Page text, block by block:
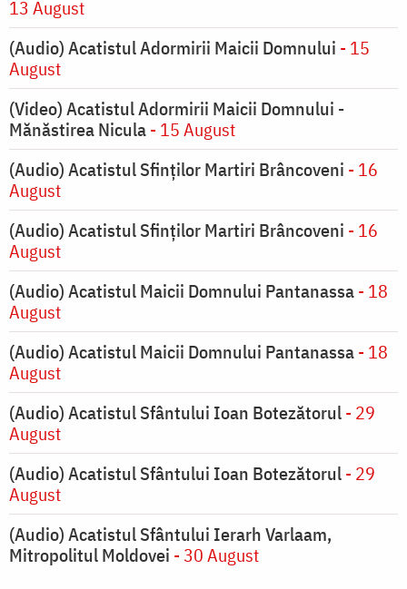
13 August
(Audio) Acatistul Adormirii Maicii Domnului - 15
August
(Video) Acatistul Adormirii Maicii Domnului -
Mănăstirea Nicula- 15 August
(Audio) Acatistul Sfinților Martiri Brâncoveni - 16
August
(Audio) Acatistul Sfinților Martiri Brâncoveni - 16
August
(Audio) Acatistul Maicii Domnului Pantanassa- 18
August
(Audio) Acatistul Maicii Domnului Pantanassa- 18
August
(Audio) Acatistul Sfântului Ioan Botezătorul- 29
August
(Audio) Acatistul Sfântului Ioan Botezătorul- 29
August
(Audio) Acatistul Sfântului Ierarh Varlaam,
Mitropolitul Moldovei - 30 August